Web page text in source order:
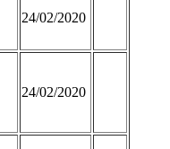
24/02/2020
24/02/2020